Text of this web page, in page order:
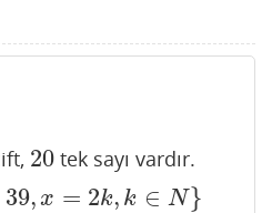
20
20 tek sayı vardır.
39, x = 2k, k ∈ N}
N}